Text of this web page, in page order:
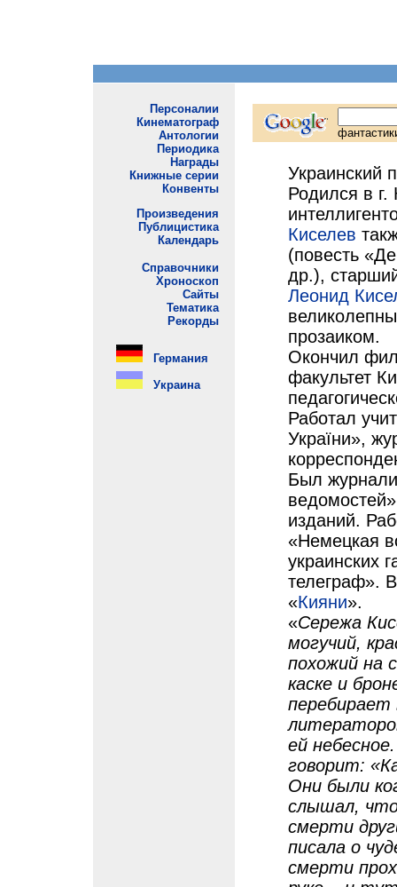
Украинский
Родился в г.
Киселев
(повесть
др.),
Леонид
прозаиком.
Окончил
факультет
Работал
України»,
Был
изданий.
«Немецкая
украинских
телеграф».
«Кияни».
«Сережа
могучий,
похожий на
каске и
перебирает
ей
говорит:
Они были
слышал,
смерти
писала о
смерти